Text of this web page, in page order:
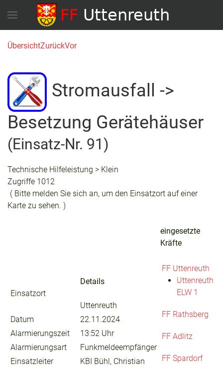
ÜbersichtZurückVor
Stromausfall ->
Besetzung Gerätehäuser
(Einsatz-Nr. 91)
Technische Hilfeleistung > Klein
Zugriffe 1012
( Bitte melden Sie sich an, um den Einsatzort auf einer
Karte zu sehen. )
Einsatzort
Details
Uttenreuth
Datum
22.11.2024
Alarmierungszeit
13:52 Uhr
Alarmierungsart
Funkmeldeempfänger
Einsatzleiter
KBI Bühl, Christian
eingesetzte
Kräfte
FF Uttenreuth
Uttenreuth
ELW 1
FF Rathsberg
FF Adlitz
FF Spardorf